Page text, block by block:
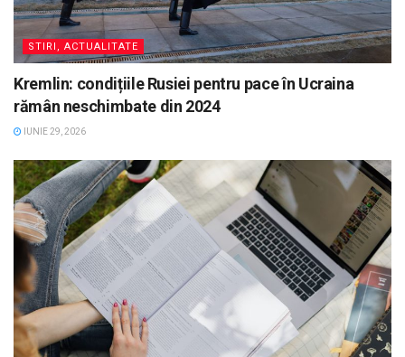
STIRI, ACTUALITATE
Kremlin: condițiile Rusiei pentru pace în Ucraina
rămân neschimbate din 2024
IUNIE 29, 2026